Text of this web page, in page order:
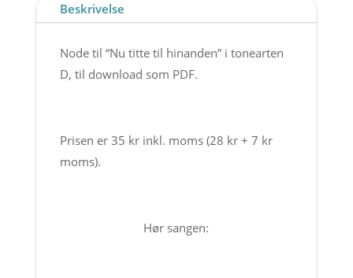
download
antal
Beskrivelse
Node til “Nu titte til hinanden” i tonearten
D, til download som PDF.
Prisen er 35 kr inkl. moms (28 kr + 7 kr
moms).
Hør sangen: